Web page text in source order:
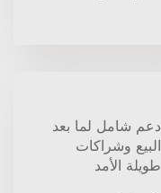
دعم شامل لما بعد
البيع وشراكات
طويلة الأمد